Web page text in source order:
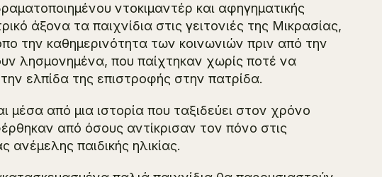
ντοκιμαντέρ και αφηγηματικής
άξονα τα παιχνίδια στις γειτονιές της Μικρασίας,
την καθημερινότητα των κοινωνιών πριν από την
λησμονημένα, που παίχτηκαν χωρίς ποτέ να
ελπίδα της επιστροφής στην πατρίδα.
μέσα από μια ιστορία που ταξιδεύει στον χρόνο
από όσους αντίκρισαν τον πόνο στις
παιδικής ηλικίας.